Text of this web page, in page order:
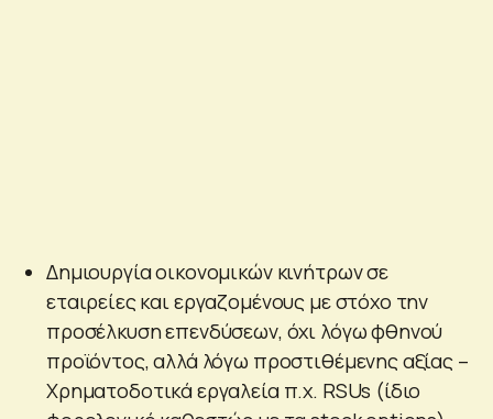
Δημιουργία οικονομικών κινήτρων σε
εταιρείες και εργαζομένους με στόχο την
προσέλκυση επενδύσεων, όχι λόγω φθηνού
προϊόντος, αλλά λόγω προστιθέμενης αξίας –
Χρηματοδοτικά εργαλεία π.χ. RSUs (ίδιο